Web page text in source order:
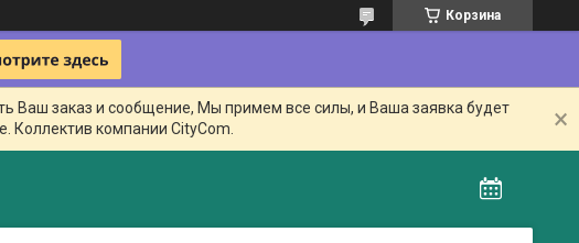
Корзина
Ваш заказ и сообщение, Мы примем все силы, и Ваша заявка будет
Коллектив компании CityCom.